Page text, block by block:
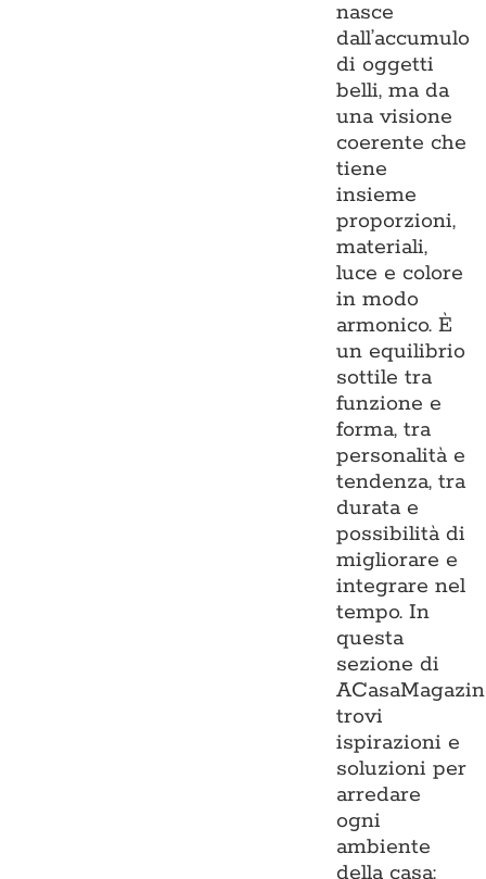
nasce
dall’accumulo
di oggetti
belli, ma da
una visione
coerente che
tiene
insieme
proporzioni,
materiali,
luce e colore
in modo
armonico. È
un equilibrio
sottile tra
funzione e
forma, tra
personalità e
tendenza, tra
durata e
possibilità di
migliorare e
integrare nel
tempo. In
questa
sezione di
trovi
ispirazioni e
soluzioni per
arredare
ogni
ambiente
della casa: